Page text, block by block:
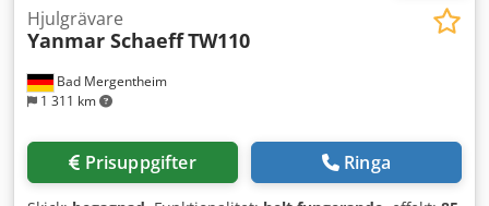
Bad Mergentheim
1 311 km
Hjulgrävare
Yanmar SchaeffTW110
Prisuppgifter Ringa